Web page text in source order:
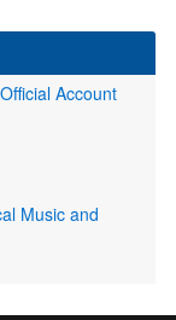
Account
Music and